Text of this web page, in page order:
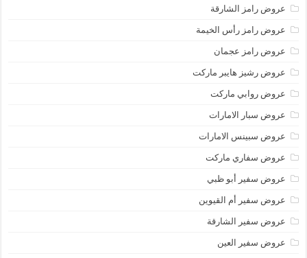
عروض رامز الشارقة
عروض رامز رأس الخيمة
عروض رامز عجمان
عروض رشيز هايبر ماركت
عروض روابي ماركت
عروض سبار الامارات
عروض سبينس الامارات
عروض سفاري ماركت
عروض سفير أبو ظبي
عروض سفير أم القيوين
عروض سفير الشارقة
عروض سفير العين